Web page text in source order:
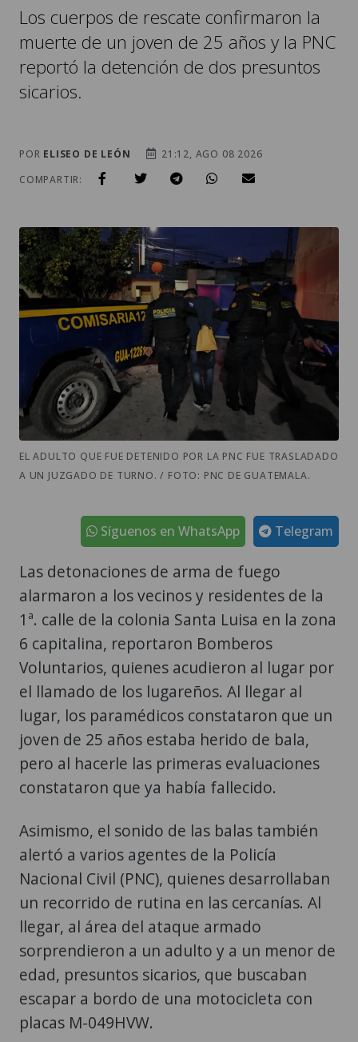
Los cuerpos de rescate confirmaron la
muerte de un joven de 25 años y la PNC
reportó la detención de dos presuntos
sicarios.
POR ELISEO DE LEÓN
21:12, AGO 08 2026
COMPARTIR:
EL ADULTO QUE FUE DETENIDO POR LA PNC FUE TRASLADADO
A UN JUZGADO DE TURNO. / FOTO: PNC DE GUATEMALA.
Telegram
Síguenos en WhatsApp
Las detonaciones de arma de fuego
alarmaron a los vecinos y residentes de la
1ª. calle de la colonia Santa Luisa en la zona
6 capitalina, reportaron Bomberos
Voluntarios, quienes acudieron al lugar por
el llamado de los lugareños. Al llegar al
lugar, los paramédicos constataron que un
joven de 25 años estaba herido de bala,
pero al hacerle las primeras evaluaciones
constataron que ya había fallecido.
Asimismo, el sonido de las balas también
alertó a varios agentes de la Policía
Nacional Civil (PNC), quienes desarrollaban
un recorrido de rutina en las cercanías. Al
llegar, al área del ataque armado
sorprendieron a un adulto y a un menor de
edad, presuntos sicarios, que buscaban
escapar a bordo de una motocicleta con
placas M-049HVW.